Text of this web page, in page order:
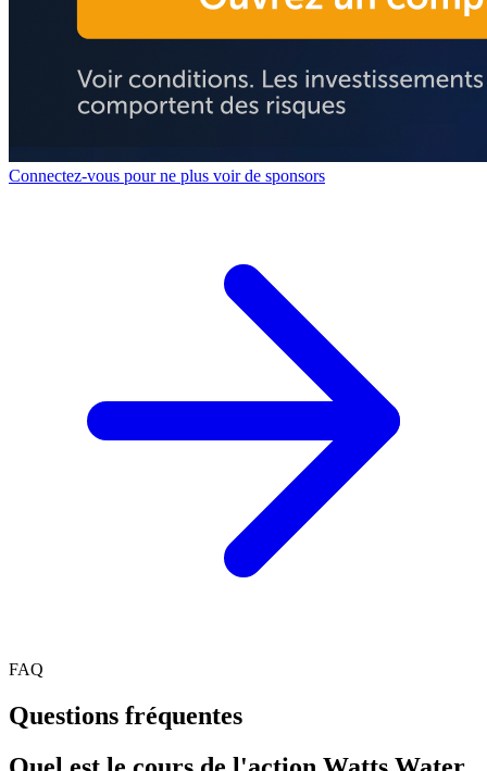
Connectez-vous pour ne plus voir de sponsors
FAQ
Questions fréquentes